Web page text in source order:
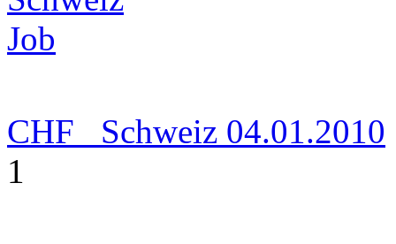
CHF Schweiz 04.01.2010
1